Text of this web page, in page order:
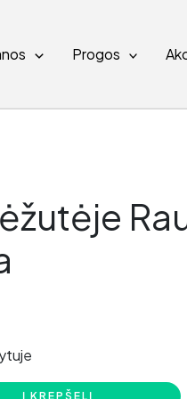
Progos
Į KREPŠELĮ